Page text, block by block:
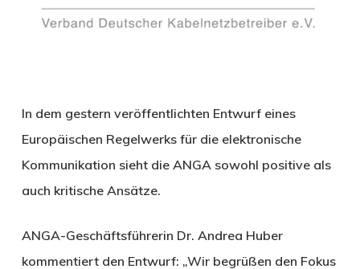
In dem gestern veröffentlichten Entwurf eines
Europäischen Regelwerks für die elektronische
Kommunikation sieht die ANGA sowohl positive als
auch kritische Ansätze.
ANGA-Geschäftsführerin Dr. Andrea Huber
kommentiert den Entwurf: „Wir begrüßen den Fokus